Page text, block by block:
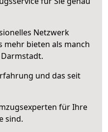
Netzwerk
mehr bieten als manch
und das seit
für Ihre
sind.